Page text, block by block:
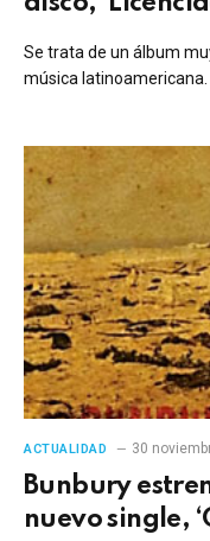
Se trata de un álbum
música latinoamericana.
ACTUALIDAD 30
Bunbury
nuevo single,